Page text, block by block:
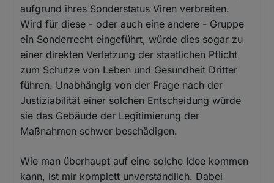
aufgrund ihres Sonderstatus Viren verbreiten.
Wird für diese - oder auch eine andere - Gruppe
ein Sonderrecht eingeführt, würde dies sogar zu
einer direkten Verletzung der staatlichen Pflicht
zum Schutze von Leben und Gesundheit Dritter
führen. Unabhängig von der Frage nach der
Justiziabilität einer solchen Entscheidung würde
sie das Gebäude der Legitimierung der
Maßnahmen schwer beschädigen.
Wie man überhaupt auf eine solche Idee kommen
kann, ist mir komplett unverständlich. Dabei